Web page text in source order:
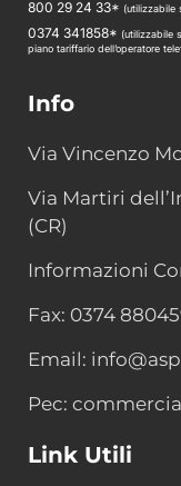
800 29 24 33* (utilizzabile
0374 341858* (utilizzabile
piano tariffario dell’operatore
Info
Via Vincenzo
Via Martiri
(CR)
Informazioni
Fax: 0374
Email:
Pec:
Link Utili